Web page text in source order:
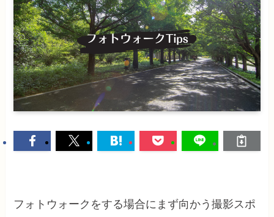
フォトウォークをする場合にまず向かう撮影スポ